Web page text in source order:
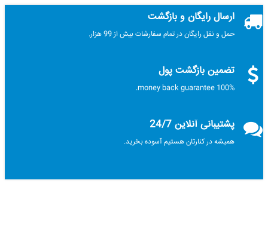
ارسال رایگان و بازگشت
حمل و نقل رایگان در تمام سفارشات بیش از 99 هزار.
تضمین بازگشت پول
100% money back guarantee.
پشتیبانی آنلاین 24/7
همیشه در کنارتان هستیم آسوده بخرید.